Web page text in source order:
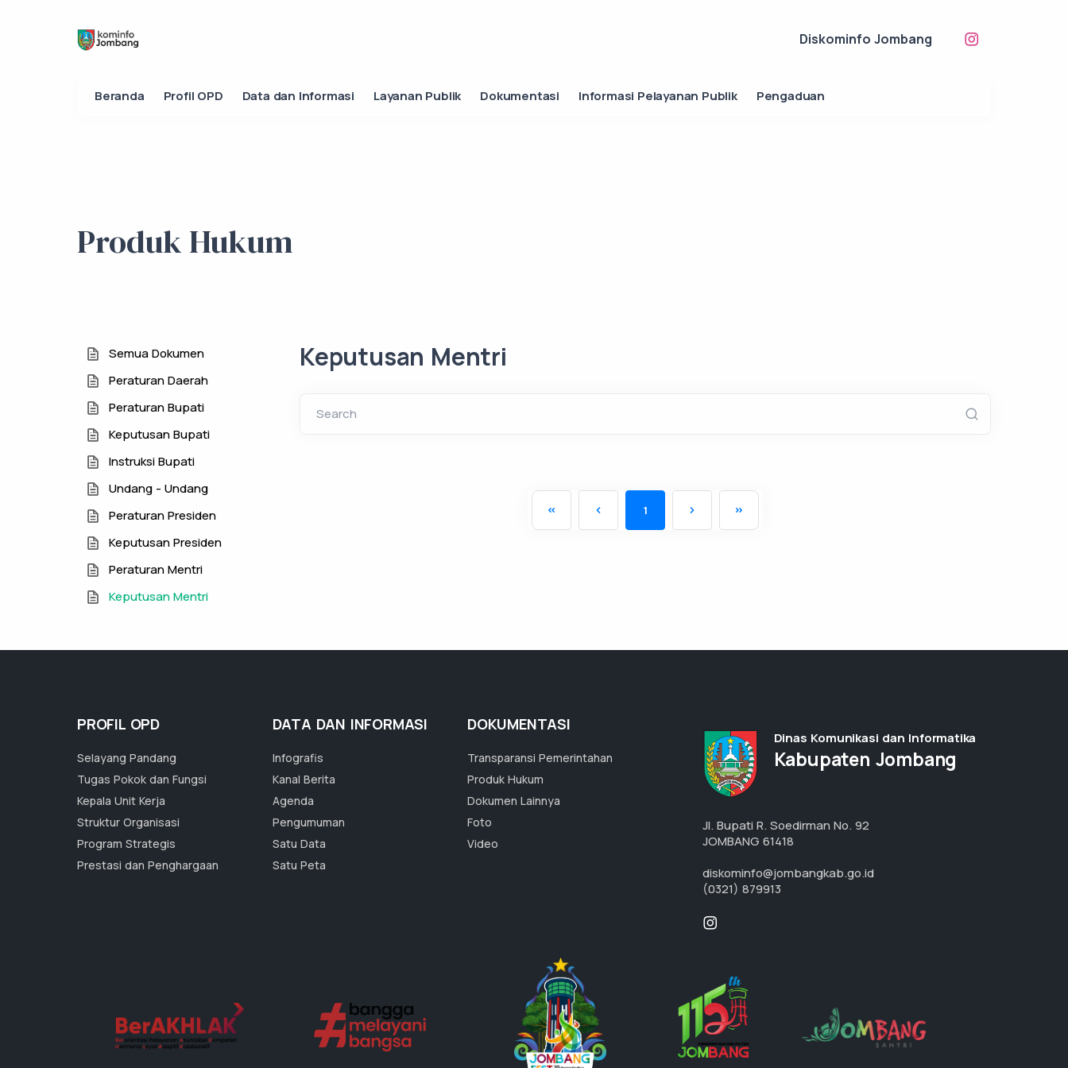
Diskominfo Jombang
Beranda Profil OPD Data dan Informasi Layanan Publik Dokumentasi Informasi Pelayanan Publik Pengaduan
Produk Hukum
Semua Dokumen
Peraturan Daerah
Peraturan Bupati
Keputusan Bupati
Instruksi Bupati
Undang - Undang
Peraturan Presiden
Keputusan Presiden
Peraturan Mentri
Keputusan Mentri
Keputusan Mentri
Search
1
PROFIL OPD
Selayang Pandang
Tugas Pokok dan Fungsi
Kepala Unit Kerja
Struktur Organisasi
Program Strategis
Prestasi dan Penghargaan
DATA DAN INFORMASI
Infografis
Kanal Berita
Agenda
Pengumuman
Satu Data
Satu Peta
DOKUMENTASI
Transparansi Pemerintahan
Produk Hukum
Dokumen Lainnya
Foto
Video
Dinas Komunikasi dan Informatika
Kabupaten Jombang
Jl. Bupati R. Soedirman No. 92
JOMBANG 61418
diskominfo@jombangkab.go.id
(0321) 879913